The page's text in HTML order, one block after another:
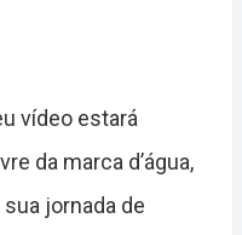
vídeo estará
da marca d’água,
jornada de